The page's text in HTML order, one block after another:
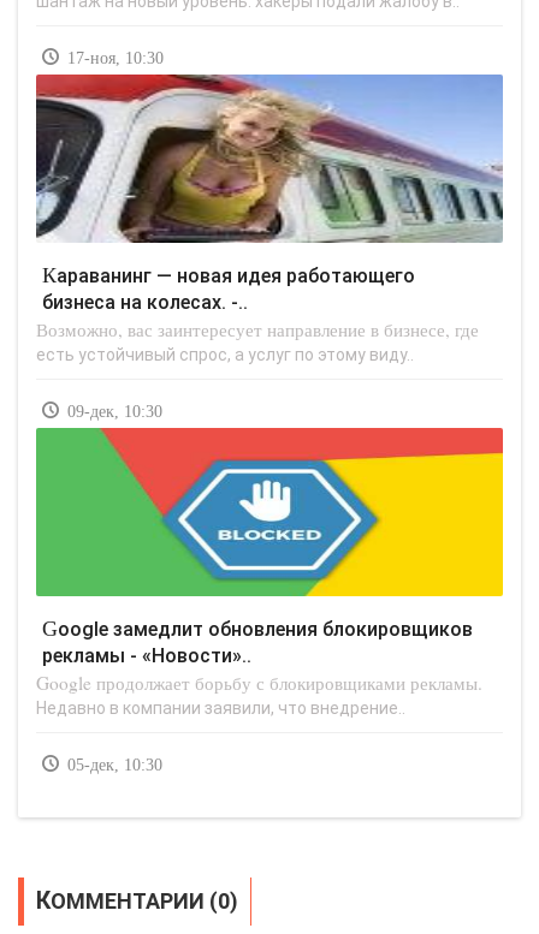
17-ноя, 10:30
Караванинг — новая идея работающего
бизнеса на колесах. -..
Возможно, вас заинтересует направление в бизнесе, где
есть устойчивый спрос, а услуг по этому виду..
09-дек, 10:30
Google замедлит обновления блокировщиков
рекламы - «Новости»..
Google продолжает борьбу с блокировщиками рекламы.
Недавно в компании заявили, что внедрение..
05-дек, 10:30
КОММЕНТАРИИ (0)